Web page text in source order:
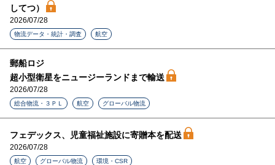
してつ）
2026/07/28
物流データ・統計・調査 航空
郵船ロジ
超小型衛星をニュージーランドまで輸送
2026/07/28
総合物流・３ＰＬ 航空 グローバル物流
フェデックス、児童福祉施設に寄贈本を配送
2026/07/28
航空 グローバル物流 環境・CSR